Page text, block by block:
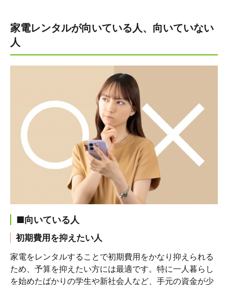
家電レンタルが向いている人、向いていない
人
■向いている人
初期費用を抑えたい人
家電をレンタルすることで初期費用をかなり抑えられる
ため、予算を抑えたい方には最適です。特に一人暮らし
を始めたばかりの学生や新社会人など、手元の資金が少